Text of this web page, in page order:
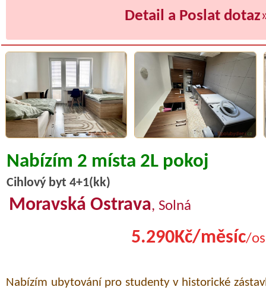
Detail a Poslat dotaz
Nabízím 2 místa 2L pokoj
Cihlový byt 4+1(kk)
Moravská Ostrava, Solná
5.290Kč/měsíc/
Nabízím ubytování pro studenty v historické